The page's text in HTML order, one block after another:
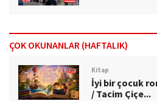
ÇOK OKUNANLAR (HAFTALIK)
Kitap
İyi bir çocuk
/ Tacim Çiçe...